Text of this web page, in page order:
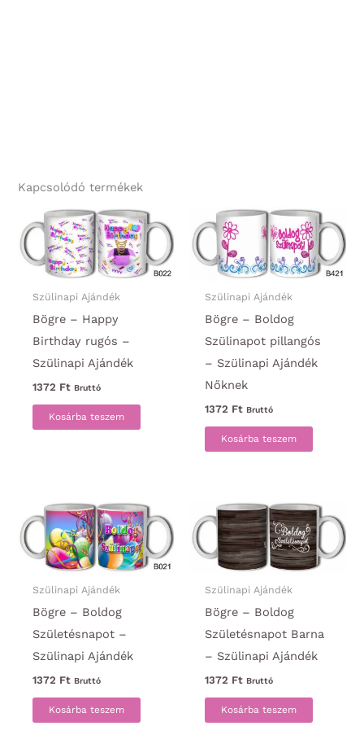
Kapcsolódó termékek
Szülinapi Ajándék
Bögre – Happy
Birthday rugós –
Szülinapi Ajándék
1372 Ft Bruttó
Kosárba teszem
Szülinapi Ajándék
Bögre – Boldog
Szülinapot pillangós
– Szülinapi Ajándék
Nőknek
1372 Ft Bruttó
Kosárba teszem
Szülinapi Ajándék
Bögre – Boldog
Születésnapot –
Szülinapi Ajándék
1372 Ft Bruttó
Kosárba teszem
Szülinapi Ajándék
Bögre – Boldog
Születésnapot Barna
– Szülinapi Ajándék
1372 Ft Bruttó
Kosárba teszem